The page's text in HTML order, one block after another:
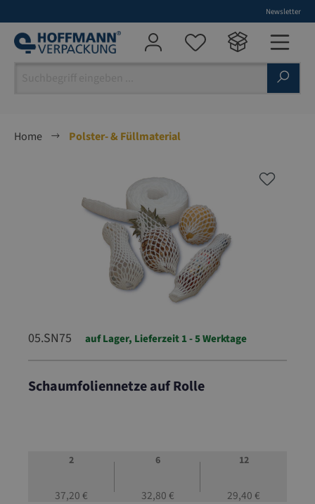
Newsletter
Home
Polster- & Füllmaterial
05.SN75 auf Lager, Lieferzeit 1 - 5 Werktage
Schaumfoliennetze auf Rolle
2
37,20 €
6
32,80 €
12
29,40 €